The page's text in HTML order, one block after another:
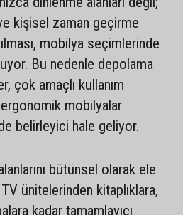
kişisel zaman geçirme
mobilya seçimlerinde
Bu nedenle depolama
çok amaçlı kullanım
mobilyalar
belirleyici hale geliyor.
bütünsel olarak ele
ünitelerinden kitaplıklara,
kadar tamamlayıcı